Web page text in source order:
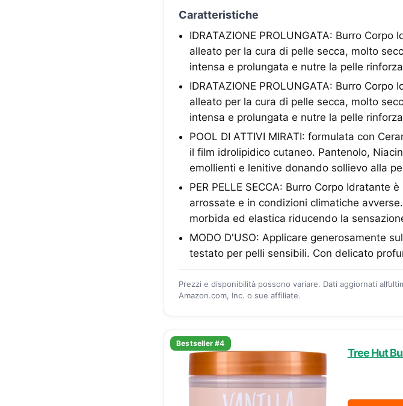
Caratteristiche
IDRATAZIONE PROLUNGATA: Burro
alleato per la cura di pelle secca, molto
intensa e prolungata e nutre la pelle
IDRATAZIONE PROLUNGATA: Burro
alleato per la cura di pelle secca, molto
intensa e prolungata e nutre la pelle
POOL DI ATTIVI MIRATI: formulata con
il film idrolipidico cutaneo. Pantenolo,
emollienti e lenitive donando sollievo alla
PER PELLE SECCA: Burro Corpo Idratante
arrossate e in condizioni climatiche
morbida ed elastica riducendo la
MODO D'USO: Applicare generosamente
testato per pelli sensibili. Con delicato
Prezzi e disponibilità possono variare. Dati aggiornati
Amazon.com, Inc. o sue affiliate.
Bestseller #4
Tree Hut